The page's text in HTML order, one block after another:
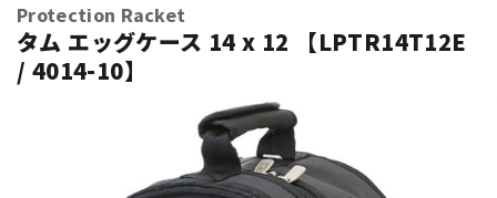
ウクレレ
Protection Racket
タム エッグケース 14 x 12 【LPTR14T12E
/ 4014-10】